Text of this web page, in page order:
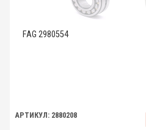
FAG 2980554
АРТИКУЛ: 2880208